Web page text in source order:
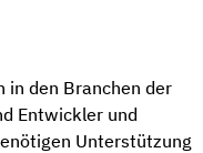
in den Branchen der
Entwickler und
Unterstützung